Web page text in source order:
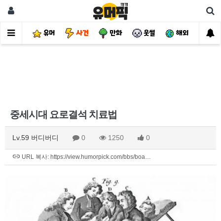
유머 사건 만화 웃썰 해외 핫
중세시대 요로결석 치료법
Lv.59 버디버디 0 1250 0
URL 복사: https://view.humorpick.com/bbs/boa…